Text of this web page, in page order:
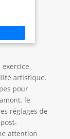
des
DE, EN,
en
calques,
de
à jour
Aucun
requis
avec
XP PC,
-
artistique.
pour
le
réglages de
attention